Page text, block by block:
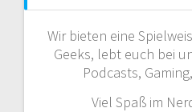
Wir bieten eine
Geeks, lebt euch bei
Podcasts,
Viel Spaß im